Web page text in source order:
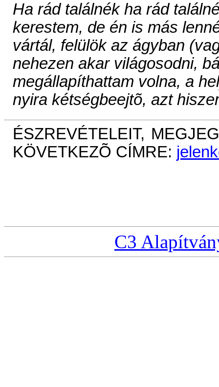
Ha rád találnék ha rád
kerestem, de én is más
vártál, felülök az ágyban
nehezen akar világosodni,
megállapíthattam volna, a
nyira kétségbeejtõ, azt
ÉSZREVÉTELEIT,
KÖVETKEZÕ CÍMRE:
C3